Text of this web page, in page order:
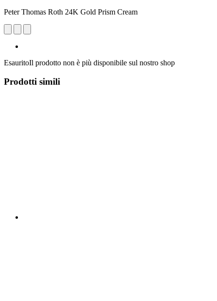
Peter Thomas Roth 24K Gold Prism Cream
EsauritoIl prodotto non è più disponibile sul nostro shop
Prodotti simili